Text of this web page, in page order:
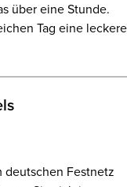
über eine Stunde.
Tag eine leckere
deutschen Festnetz